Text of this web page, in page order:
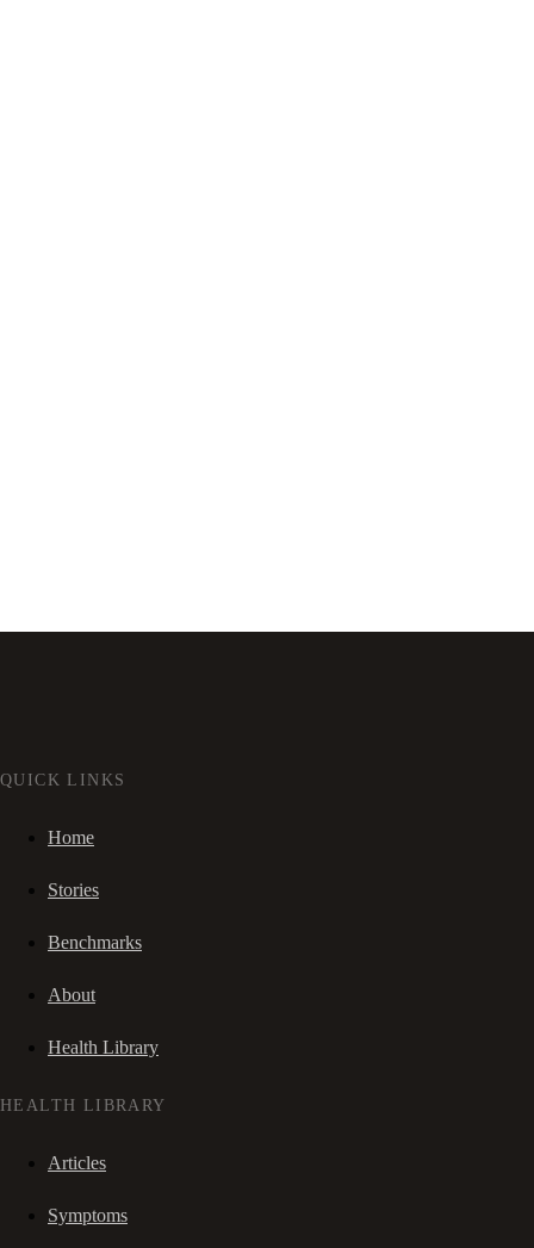
QUICK LINKS
Home
Stories
Benchmarks
About
Health Library
HEALTH LIBRARY
Articles
Symptoms